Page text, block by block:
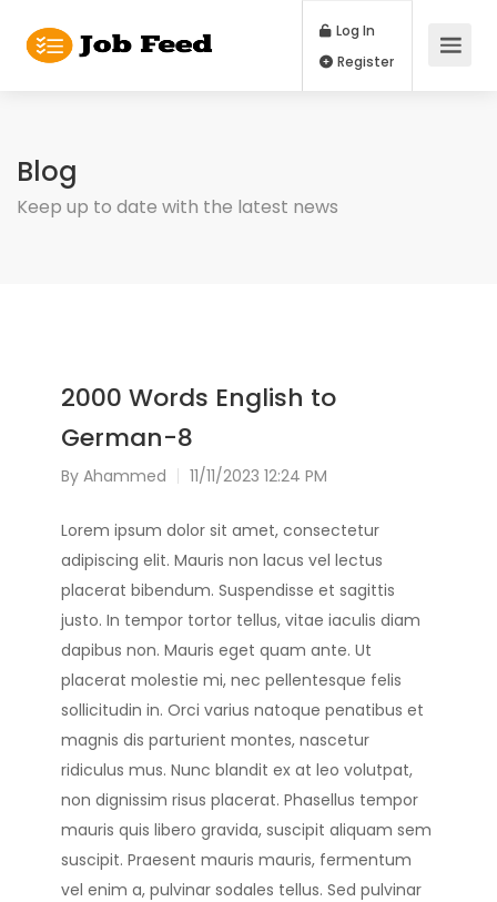
Log In
Blog
Keep up to date with the latest news
2000 Words English to
German-8
By Ahammed 11/11/2023 12:24 PM
Lorem ipsum dolor sit amet, consectetur
adipiscing elit. Mauris non lacus vel lectus
placerat bibendum. Suspendisse et sagittis
justo. In tempor tortor tellus, vitae iaculis diam
dapibus non. Mauris eget quam ante. Ut
placerat molestie mi, nec pellentesque felis
sollicitudin in. Orci varius natoque penatibus et
magnis dis parturient montes, nascetur
ridiculus mus. Nunc blandit ex at leo volutpat,
non dignissim risus placerat. Phasellus tempor
mauris quis libero gravida, suscipit aliquam sem
suscipit. Praesent mauris mauris, fermentum
vel enim a, pulvinar sodales tellus. Sed pulvinar